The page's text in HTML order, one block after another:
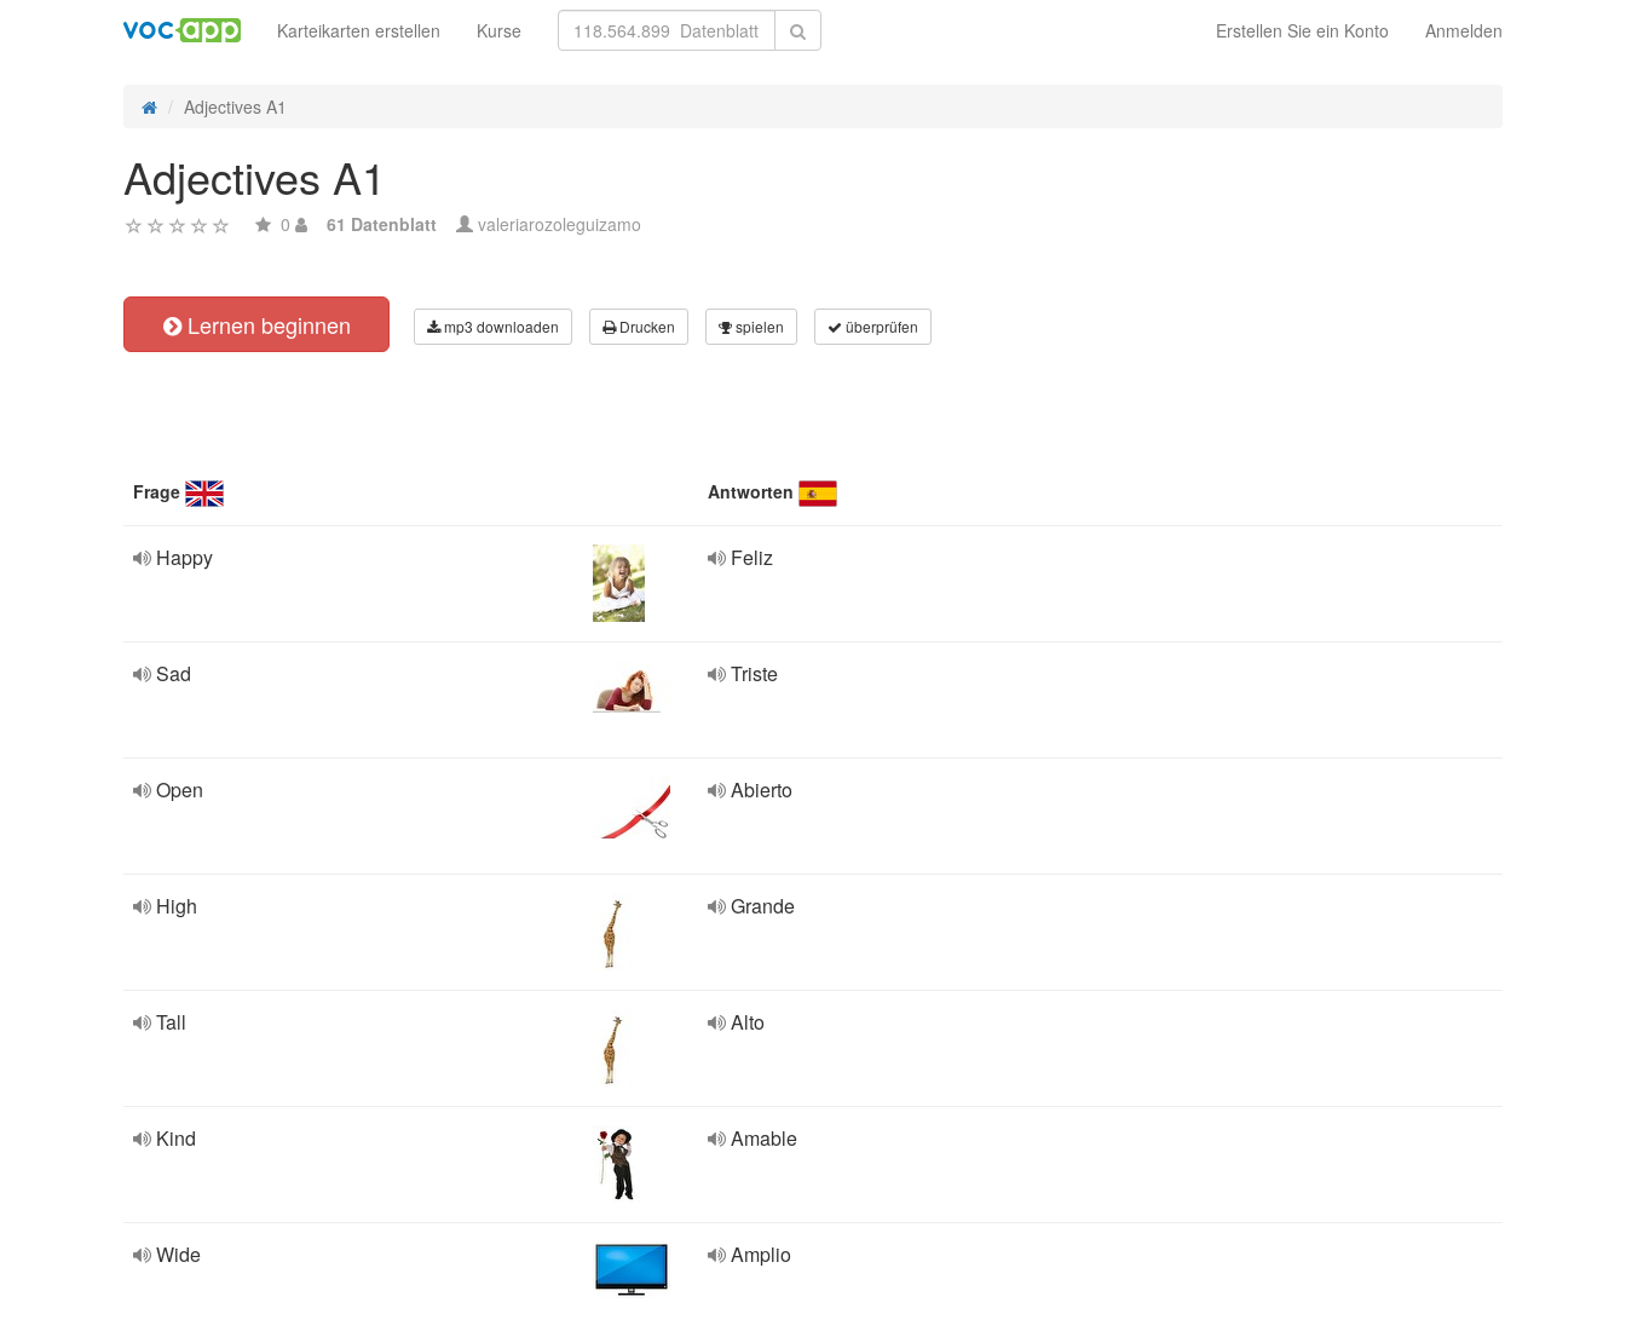
Erstellen Sie ein Konto Anmelden
Karteikarten erstellen Kurse
Adjectives A1
Adjectives A1
0 61 Datenblatt valeriarozoleguizamo
Lernen beginnen mp3 downloaden Drucken spielen überprüfen
Frage Antworten
Happy Feliz
Sad Triste
Open Abierto
High Grande
Tall Alto
Kind Amable
Wide Amplio